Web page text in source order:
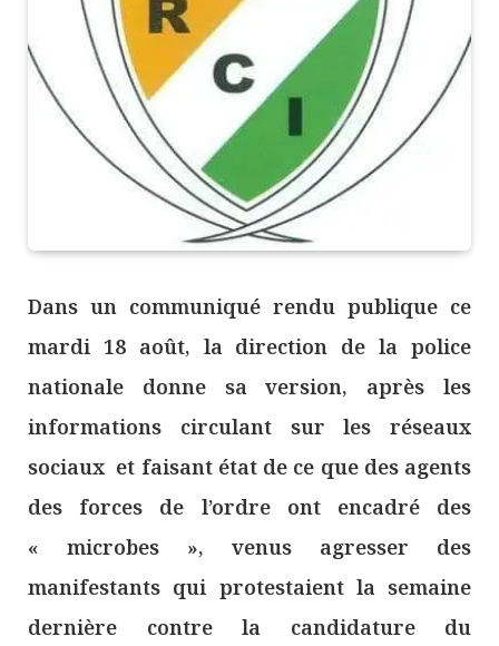
Dans un communiqué rendu publique ce
mardi 18 août, la direction de la police
nationale donne sa version, après les
informations circulant sur les réseaux
sociaux et faisant état de ce que des agents
des forces de l’ordre ont encadré des
« microbes », venus agresser des
manifestants qui protestaient la semaine
dernière contre la candidature du